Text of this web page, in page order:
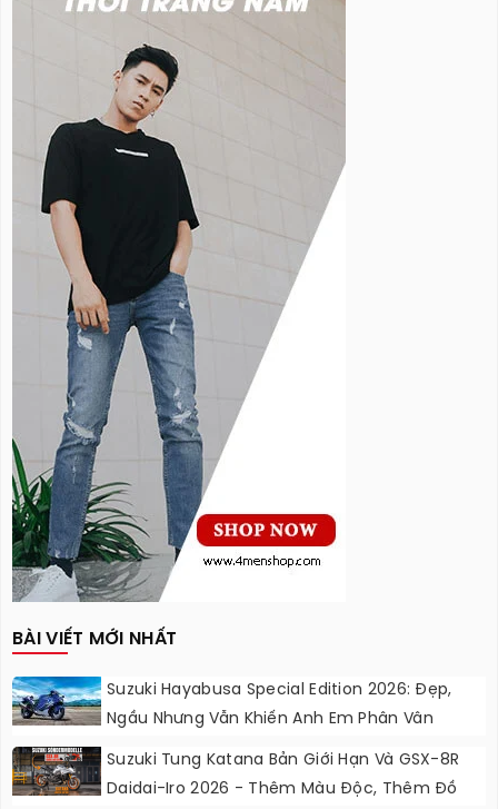
BÀI VIẾT MỚI NHẤT
Suzuki Hayabusa Special Edition 2026: Đẹp,
Ngầu Nhưng Vẫn Khiến Anh Em Phân Vân
Suzuki Tung Katana Bản Giới Hạn Và GSX-8R
Daidai-Iro 2026 - Thêm Màu Độc, Thêm Đồ